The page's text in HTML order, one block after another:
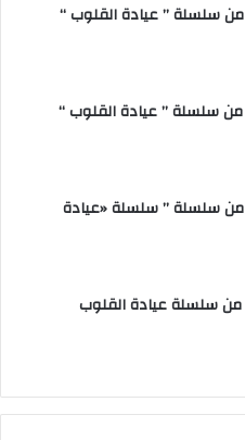
المقال رقم 5 من سلسلة ” سلسلة «عيادة